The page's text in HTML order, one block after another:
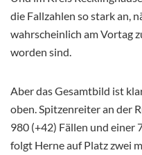
die Fallzahlen so stark an,
wahrscheinlich am Vortag
worden sind.
Aber das Gesamtbild ist
oben. Spitzenreiter an der
980 (+42) Fällen und einer
folgt Herne auf Platz zwei